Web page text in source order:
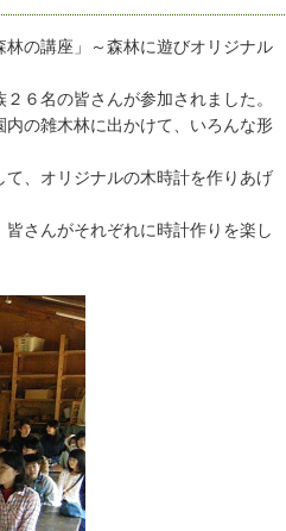
印刷する
の講座」～森林に遊びオリジナル
６名の皆さんが参加されました。
の雑木林に出かけて、いろんな形
、オリジナルの木時計を作りあげ
さんがそれぞれに時計作りを楽し